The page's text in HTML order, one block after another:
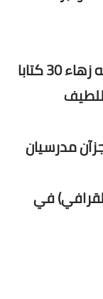
❅ الكاتب والمؤلف علي المالكي - له زهاء 30 كتابا
مدرسيان
في